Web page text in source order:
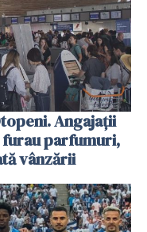
Angajații
parfumuri,
vânzării